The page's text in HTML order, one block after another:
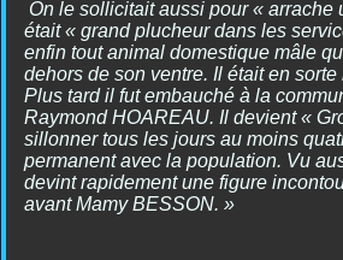
On le sollicitait aussi pour « arrache
était « grand plucheur dans les
enfin tout animal domestique mâle
dehors de son ventre. Il était en
Plus tard il fut embauché à la
Raymond HOAREAU. Il devient «
sillonner tous les jours au moins
permanent avec la population. Vu
devint rapidement une figure
avant Mamy BESSON. »